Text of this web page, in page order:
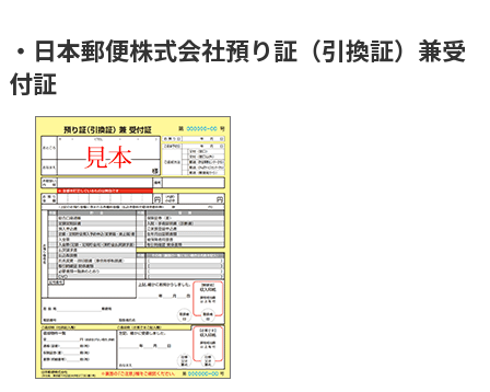
・日本郵便株式会社預り証（引換証）兼受
付証